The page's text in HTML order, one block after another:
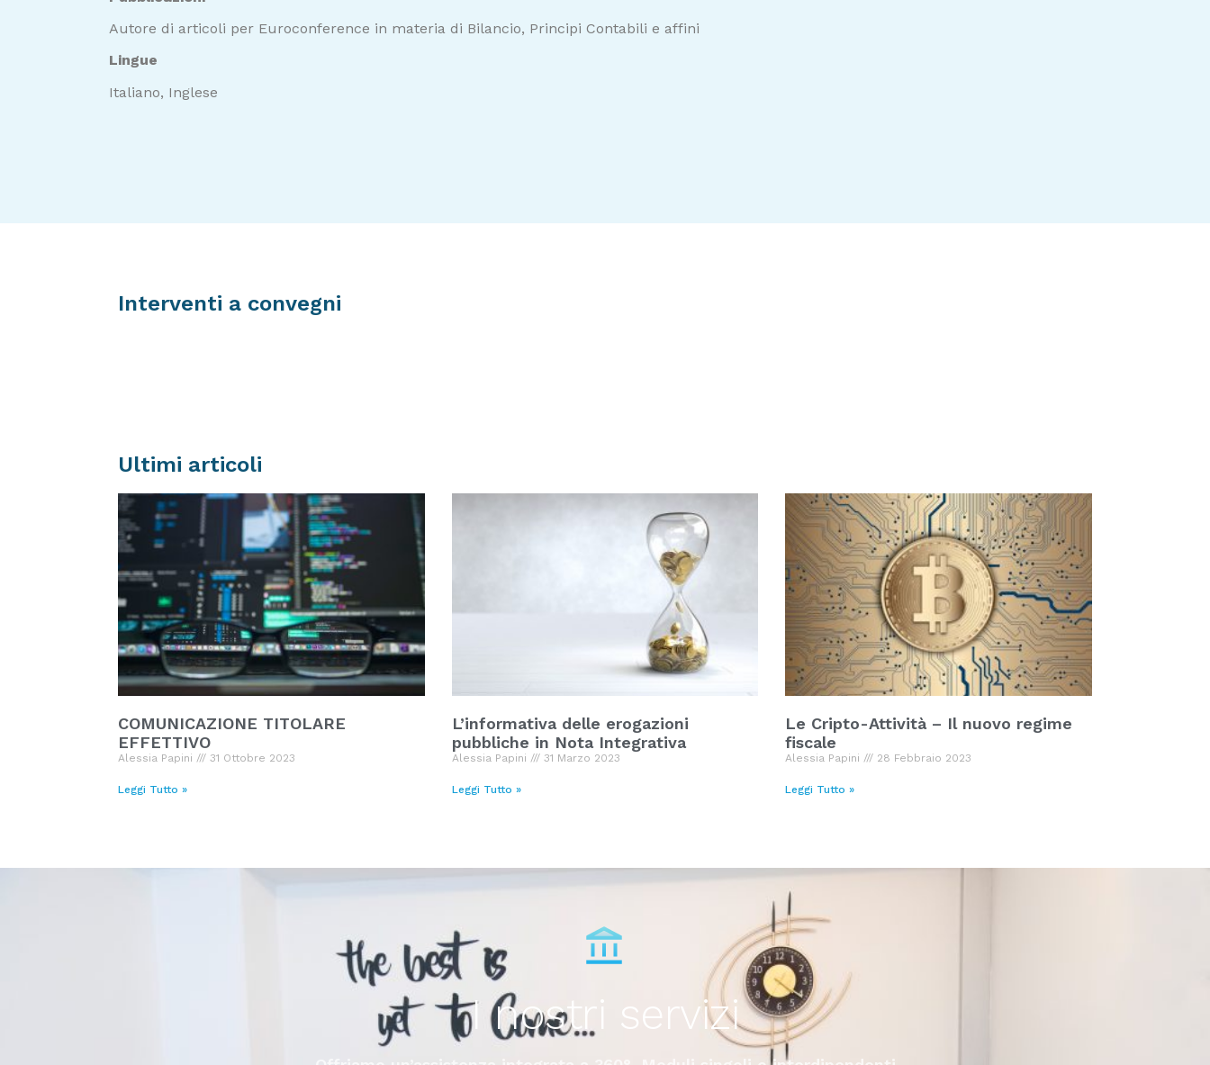
Autore di articoli per Euroconference in materia di Bilancio, Principi Contabili e affini
Lingue
Italiano, Inglese
Interventi a convegni
Ultimi articoli
COMUNICAZIONE TITOLARE
EFFETTIVO
Alessia Papini 31 Ottobre 2023
Leggi Tutto »
L’informativa delle erogazioni
pubbliche in Nota Integrativa
Alessia Papini 31 Marzo 2023
Leggi Tutto »
Le Cripto-Attività – Il nuovo regime
fiscale
Alessia Papini 28 Febbraio 2023
Leggi Tutto »
I nostri servizi